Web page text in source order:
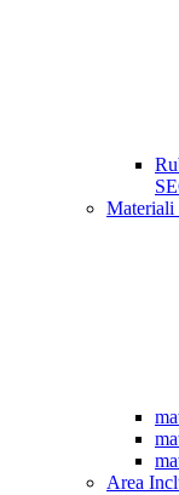
Materiali
Area